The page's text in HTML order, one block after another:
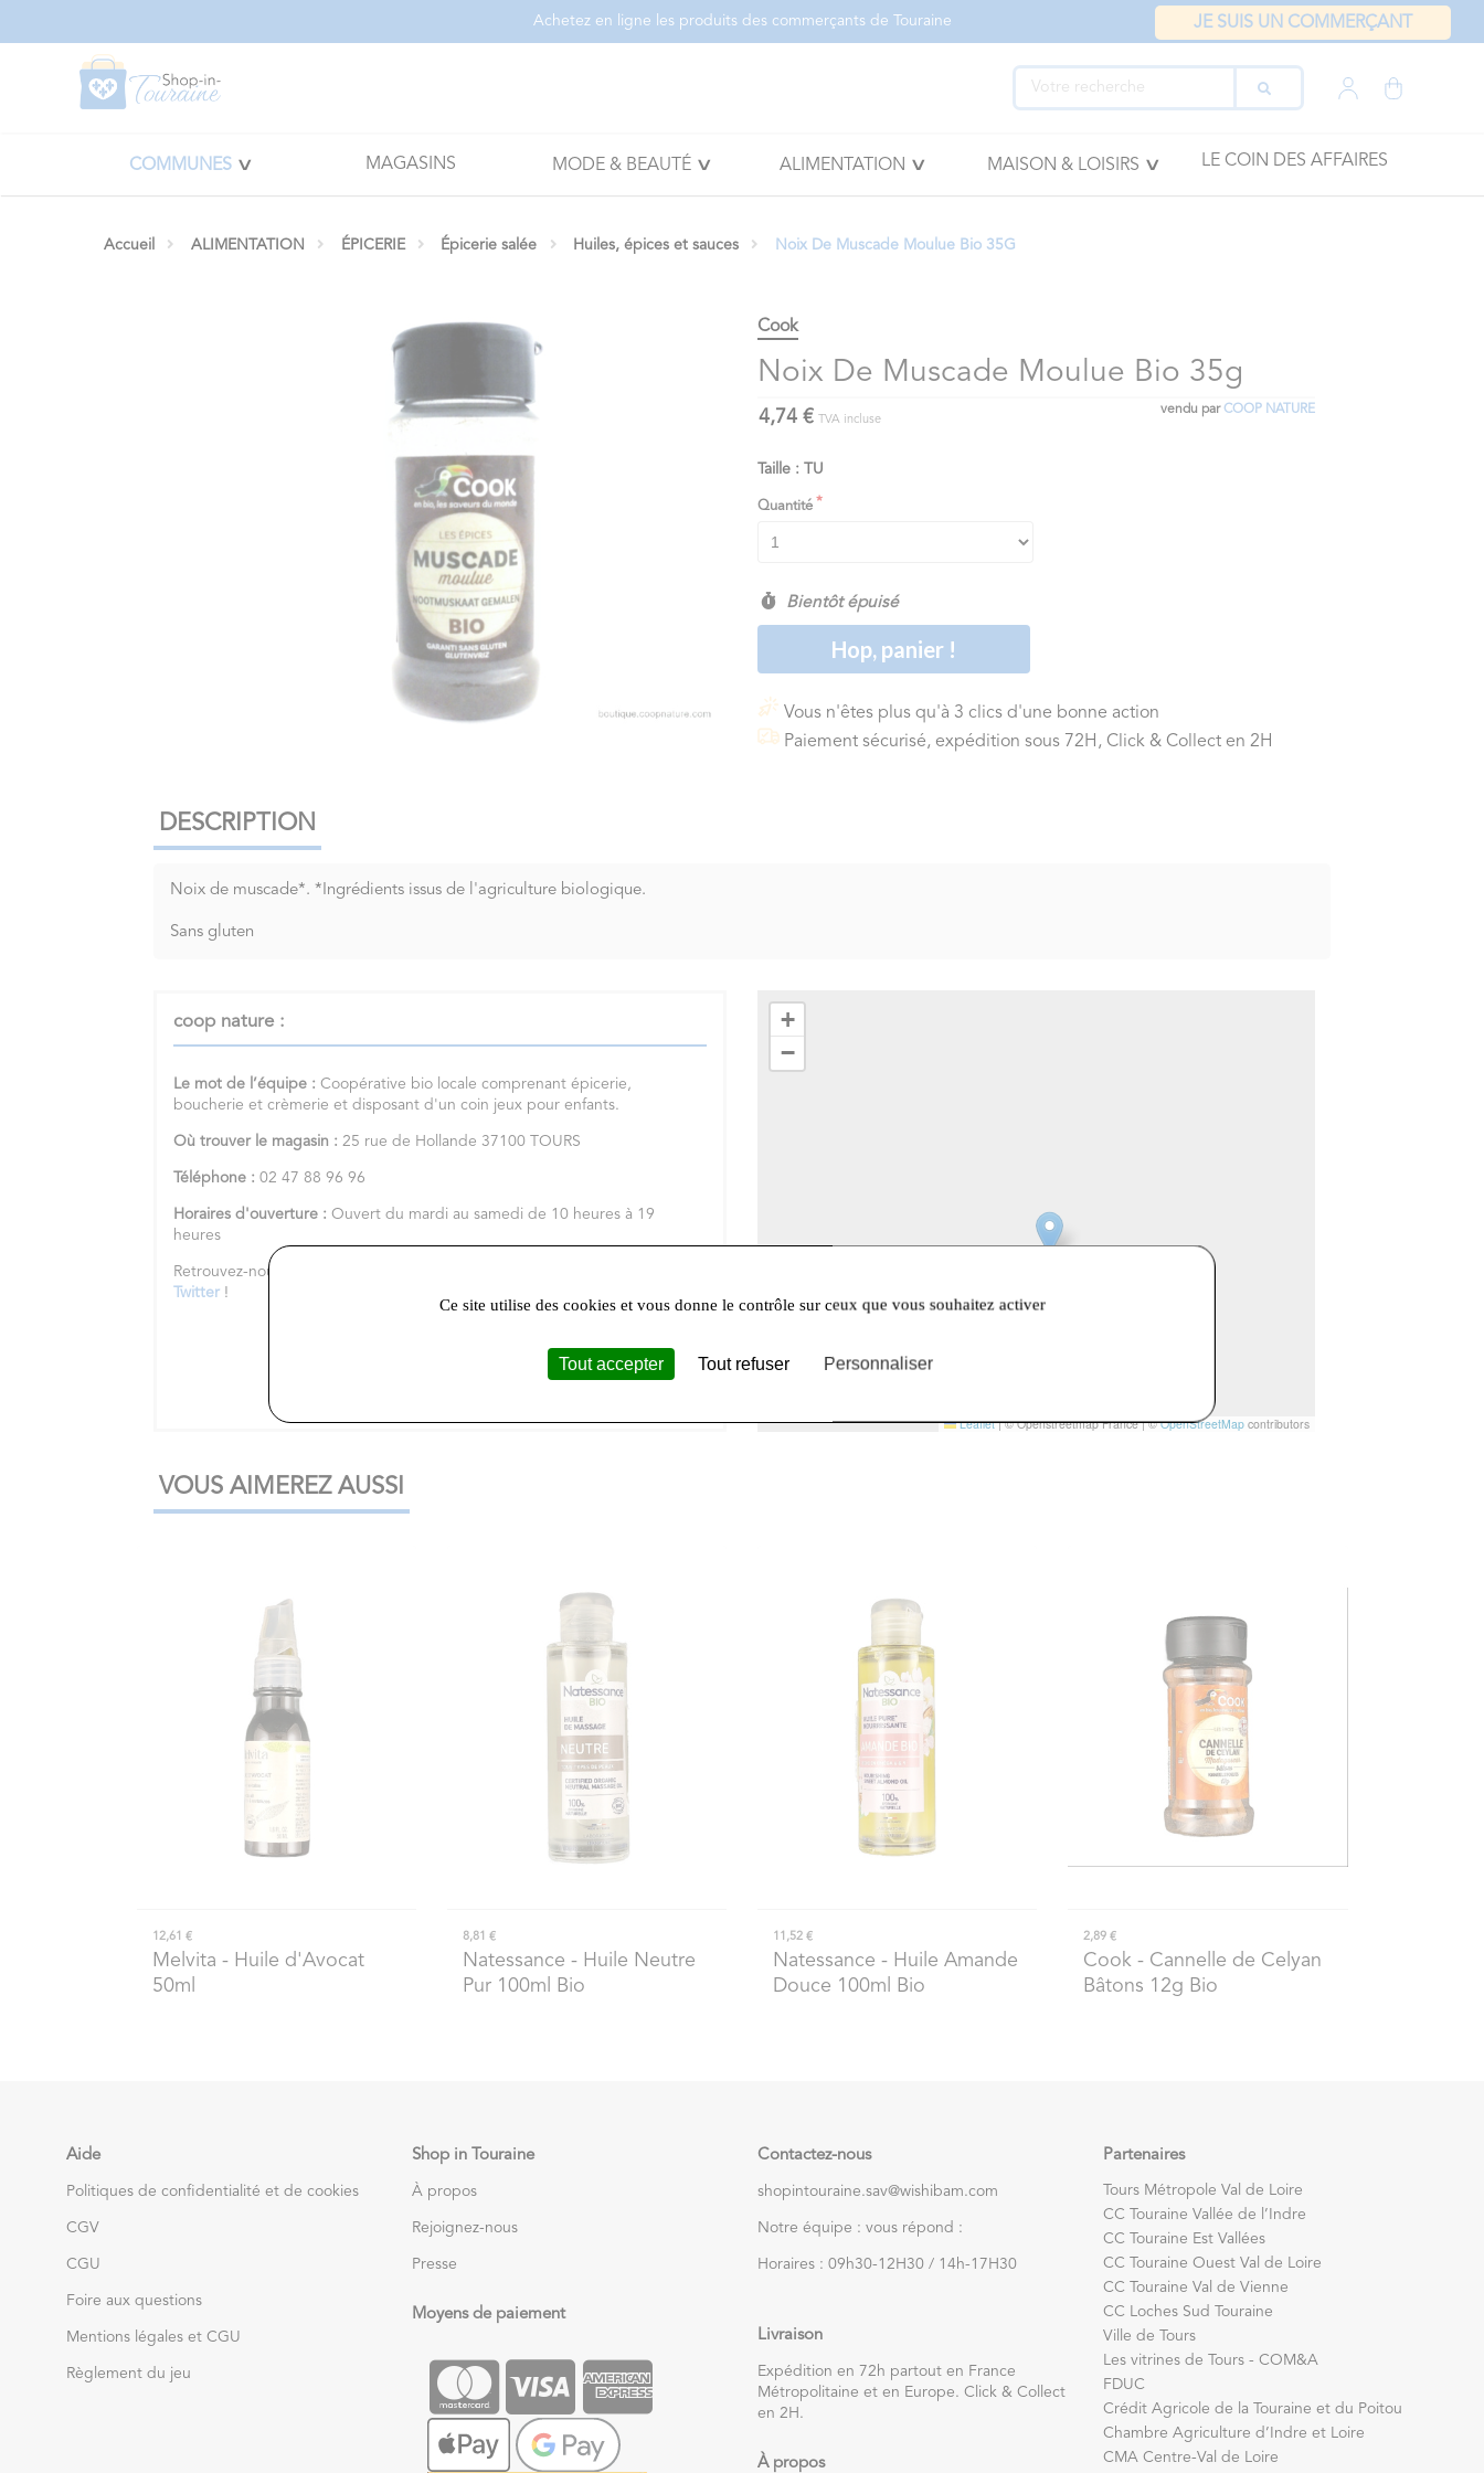
Achetez en ligne les produits des commerçants de Touraine JE SUIS UN COMMERÇANT
COMMUNES MAGASINS MODE & BEAUTÉ ALIMENTATION MAISON & LOISIRS LE COIN DES AFFAIRES
Accueil ALIMENTATION ÉPICERIE Épicerie salée Huiles, épices et sauces Noix De Muscade Moulue Bio 35G
Cook
Noix De Muscade Moulue Bio 35g
vendu parCOOP NATURE
4,74 € TVA incluse
Taille : TU
Quantité
Bientôt épuisé
Hop, panier !
Vous n'êtes plus qu'à 3 clics d'une bonne action
Paiement sécurisé, expédition sous 72H, Click & Collect en 2H
DESCRIPTION
Noix de muscade*. *Ingrédients issus de l'agriculture biologique.
Sans gluten
coop nature :
Le mot de l’équipe :Coopérative bio locale comprenant épicerie,
boucherie et crèmerie et disposant d'un coin jeux pour enfants.
Où trouver le magasin :25 rue de Hollande 37100 TOURS
Téléphone :02 47 88 96 96
Horaires d'ouverture :Ouvert du mardi au samedi de 10 heures à 19
heures
Retrouvez-nous sur notre
Twitter !
+
−
Leaflet |© Openstreetmap France | ©OpenStreetMapcontributors
VOUS AIMEREZ AUSSI
12,61 €
Melvita - Huile d'Avocat
50ml
8,81 €
Natessance - Huile Neutre
Pur 100ml Bio
11,52 €
Natessance - Huile Amande
Douce 100ml Bio
2,89 €
Cook - Cannelle de Celyan
Bâtons 12g Bio
Aide
Politiques de confidentialité et de cookies
CGV
CGU
Foire aux questions
Mentions légales et CGU
Règlement du jeu
Shop in Touraine
À propos
Rejoignez-nous
Presse
Moyens de paiement
Contactez-nous
shopintouraine.sav@wishibam.com
Notre équipe : vous répond :
Horaires : 09h30-12H30 / 14h-17H30
Livraison
Expédition en 72h partout en France
Métropolitaine et en Europe. Click & Collect
en 2H.
À propos
Partenaires
Tours Métropole Val de Loire
CC Touraine Vallée de l’Indre
CC Touraine Est Vallées
CC Touraine Ouest Val de Loire
CC Touraine Val de Vienne
CC Loches Sud Touraine
Ville de Tours
Les vitrines de Tours - COM&A
FDUC
Crédit Agricole de la Touraine et du Poitou
Chambre Agriculture d’Indre et Loire
CMA Centre-Val de Loire
Ce site utilise des cookies et vous donne le contrôle sur ceux que vous souhaitez activer
Tout accepter Tout refuser Personnaliser